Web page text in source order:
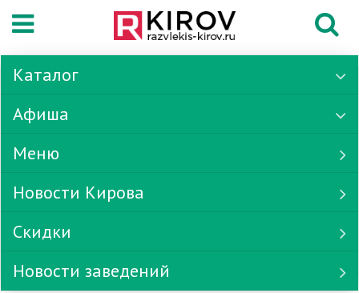
Каталог
Афиша
Меню
Новости Кирова
Скидки
Новости заведений